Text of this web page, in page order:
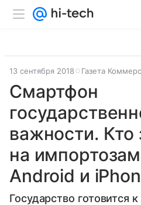
13 сентября 2018 Газета
Смартфон
важности. Кто
на
Android и
Государство готовится